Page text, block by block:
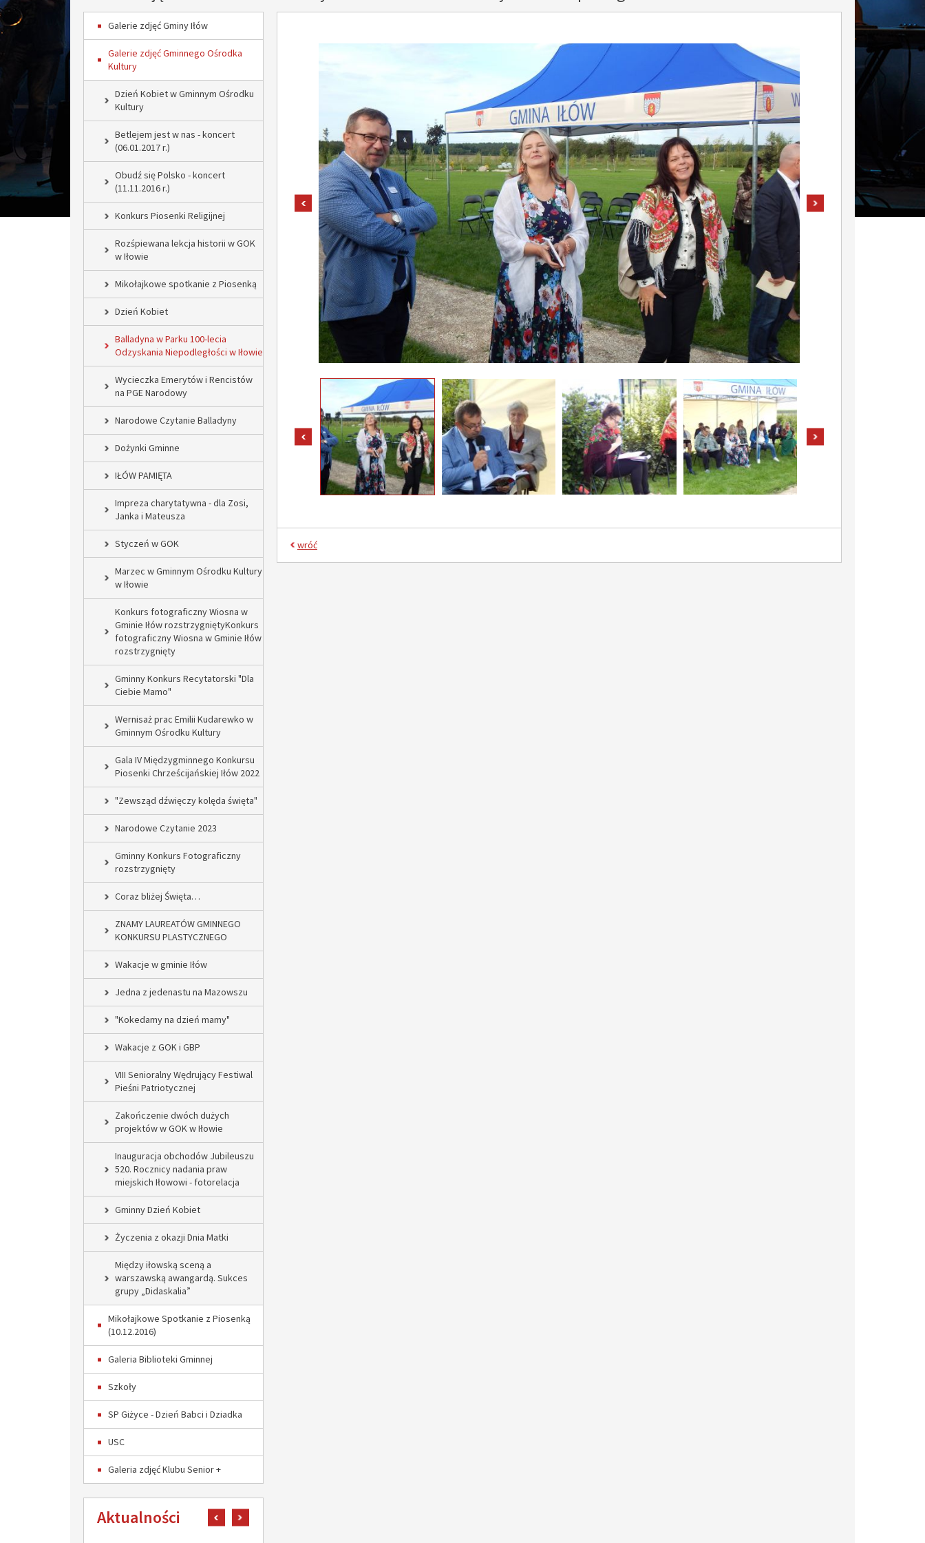
Galerie zdjęć Gminy Iłów
Galerie zdjęć Gminnego Ośrodka
Kultury
Dzień Kobiet w Gminnym Ośrodku
Kultury
Betlejem jest w nas - koncert
(06.01.2017 r.)
Obudź się Polsko - koncert
(11.11.2016 r.)
Konkurs Piosenki Religijnej
Rozśpiewana lekcja historii w GOK
w Iłowie
Mikołajkowe spotkanie z Piosenką
Dzień Kobiet
Balladyna w Parku 100-lecia
Odzyskania Niepodległości w Iłowie
Wycieczka Emerytów i Rencistów
na PGE Narodowy
Narodowe Czytanie Balladyny
Dożynki Gminne
IŁÓW PAMIĘTA
Impreza charytatywna - dla Zosi,
Janka i Mateusza
Styczeń w GOK
Marzec w Gminnym Ośrodku Kultury
w Iłowie
Konkurs fotograficzny Wiosna w
Gminie Iłów rozstrzygniętyKonkurs
fotograficzny Wiosna w Gminie Iłów
rozstrzygnięty
Gminny Konkurs Recytatorski "Dla
Ciebie Mamo"
Wernisaż prac Emilii Kudarewko w
Gminnym Ośrodku Kultury
Gala IV Międzygminnego Konkursu
Piosenki Chrześcijańskiej Iłów 2022
"Zewsząd dźwięczy kolęda święta"
Narodowe Czytanie 2023
Gminny Konkurs Fotograficzny
rozstrzygnięty
Coraz bliżej Święta…
ZNAMY LAUREATÓW GMINNEGO
KONKURSU PLASTYCZNEGO
Wakacje w gminie Iłów
Jedna z jedenastu na Mazowszu
"Kokedamy na dzień mamy"
Wakacje z GOK i GBP
VIII Senioralny Wędrujący Festiwal
Pieśni Patriotycznej
Zakończenie dwóch dużych
projektów w GOK w Iłowie
Inauguracja obchodów Jubileuszu
520. Rocznicy nadania praw
miejskich Iłowowi - fotorelacja
Gminny Dzień Kobiet
Życzenia z okazji Dnia Matki
Między iłowską sceną a
warszawską awangardą. Sukces
grupy „Didaskalia”
Mikołajkowe Spotkanie z Piosenką
(10.12.2016)
Galeria Biblioteki Gminnej
Szkoły
SP Giżyce - Dzień Babci i Dziadka
USC
Galeria zdjęć Klubu Senior +
Aktualności pokaż poprzedni artykuł
pokaż poprzednie zdjęcie pokaż następne zdjęcie
pokaż poprzednie zdjęcia
wróć